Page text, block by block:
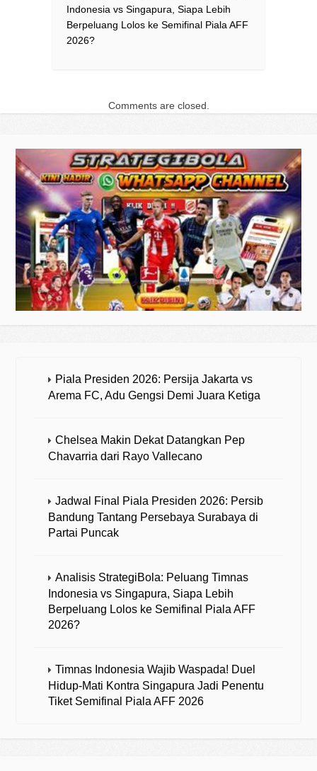
Indonesia vs Singapura, Siapa Lebih
Berpeluang Lolos ke Semifinal Piala AFF
2026?
Comments are closed.
Piala Presiden 2026: Persija Jakarta vs
Arema FC, Adu Gengsi Demi Juara Ketiga
Chelsea Makin Dekat Datangkan Pep
Chavarria dari Rayo Vallecano
Jadwal Final Piala Presiden 2026: Persib
Bandung Tantang Persebaya Surabaya di
Partai Puncak
Analisis StrategiBola: Peluang Timnas
Indonesia vs Singapura, Siapa Lebih
Berpeluang Lolos ke Semifinal Piala AFF
2026?
Timnas Indonesia Wajib Waspada! Duel
Hidup-Mati Kontra Singapura Jadi Penentu
Tiket Semifinal Piala AFF 2026